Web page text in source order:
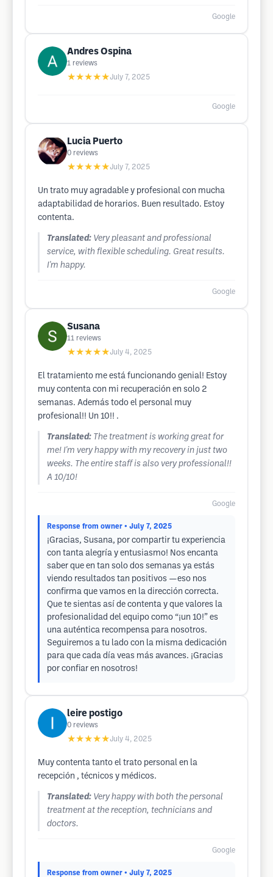
Google
Andres Ospina
1 reviews
★★★★★July 7, 2025
Google
Lucia Puerto
0 reviews
★★★★★July 7, 2025
Un trato muy agradable y profesional con mucha
adaptabilidad de horarios. Buen resultado. Estoy
contenta.
Translated: Very pleasant and professional
service, with flexible scheduling. Great results.
I'm happy.
Google
Susana
11 reviews
★★★★★July 4, 2025
El tratamiento me está funcionando genial! Estoy
muy contenta con mi recuperación en solo 2
semanas. Además todo el personal muy
profesional!! Un 10!! .
Translated: The treatment is working great for
me! I'm very happy with my recovery in just two
weeks. The entire staff is also very professional!!
A 10/10!
Google
Response from owner • July 7, 2025
¡Gracias, Susana, por compartir tu experiencia
con tanta alegría y entusiasmo! Nos encanta
saber que en tan solo dos semanas ya estás
viendo resultados tan positivos —eso nos
confirma que vamos en la dirección correcta.
Que te sientas así de contenta y que valores la
profesionalidad del equipo como “¡un 10!” es
una auténtica recompensa para nosotros.
Seguiremos a tu lado con la misma dedicación
para que cada día veas más avances. ¡Gracias
por confiar en nosotros!
leire postigo
0 reviews
★★★★★July 4, 2025
Muy contenta tanto el trato personal en la
recepción , técnicos y médicos.
Translated: Very happy with both the personal
treatment at the reception, technicians and
doctors.
Google
Response from owner • July 7, 2025